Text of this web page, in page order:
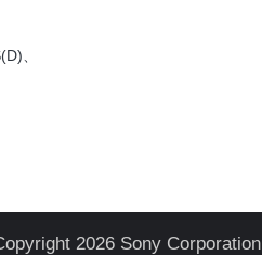
、
2026 Sony Corporation